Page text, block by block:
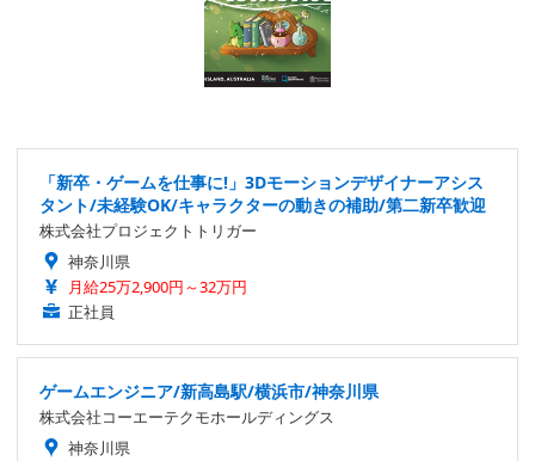
「新卒・ゲームを仕事に!」3Dモーションデザイナーアシス
タント/未経験OK/キャラクターの動きの補助/第二新卒歓迎
株式会社プロジェクトトリガー
神奈川県
月給25万2,900円～32万円
正社員
ゲームエンジニア/新高島駅/横浜市/神奈川県
株式会社コーエーテクモホールディングス
神奈川県